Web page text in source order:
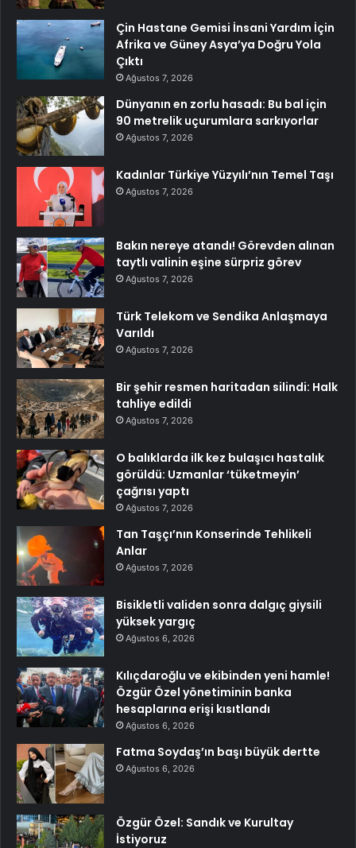
Çin Hastane Gemisi İnsani Yardım İçin
Afrika ve Güney Asya’ya Doğru Yola
Çıktı
Ağustos 7, 2026
Dünyanın en zorlu hasadı: Bu bal için
90 metrelik uçurumlara sarkıyorlar
Ağustos 7, 2026
Kadınlar Türkiye Yüzyılı’nın Temel Taşı
Ağustos 7, 2026
Bakın nereye atandı! Görevden alınan
taytlı valinin eşine sürpriz görev
Ağustos 7, 2026
Türk Telekom ve Sendika Anlaşmaya
Varıldı
Ağustos 7, 2026
Bir şehir resmen haritadan silindi: Halk
tahliye edildi
Ağustos 7, 2026
O balıklarda ilk kez bulaşıcı hastalık
görüldü: Uzmanlar ‘tüketmeyin’
çağrısı yaptı
Ağustos 7, 2026
Tan Taşçı’nın Konserinde Tehlikeli
Anlar
Ağustos 7, 2026
Bisikletli validen sonra dalgıç giysili
yüksek yargıç
Ağustos 6, 2026
Kılıçdaroğlu ve ekibinden yeni hamle!
Özgür Özel yönetiminin banka
hesaplarına erişi kısıtlandı
Ağustos 6, 2026
Fatma Soydaş’ın başı büyük dertte
Ağustos 6, 2026
Özgür Özel: Sandık ve Kurultay
İstiyoruz